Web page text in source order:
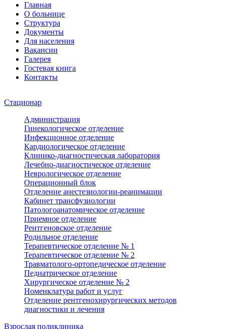
Главная
О больнице
Структура
Документы
Для населения
Вакансии
Галерея
Гостевая книга
Контакты
Стационар
Администрация
Гинекологическое отделение
Инфекционное отделение
Кардиологическое отделение
Клинико-диагностическая лаборатория
Лечебно-диагностическое отделение
Неврологическое отделение
Операционный блок
Отделение анестезиологии-реанимации
Кабинет трансфузиологии
Патологоанатомическое отделение
Приемное отделение
Рентгеновское отделение
Родильное отделение
Терапевтическое отделение № 1
Терапевтическое отделение № 2
Травматолого-ортопедическое отделение
Педиатрическое отделение
Хирургическое отделение № 2
Номенклатура работ и услуг
Отделение рентгенохирургических методов
диагностики и лечения
Взрослая поликлиника